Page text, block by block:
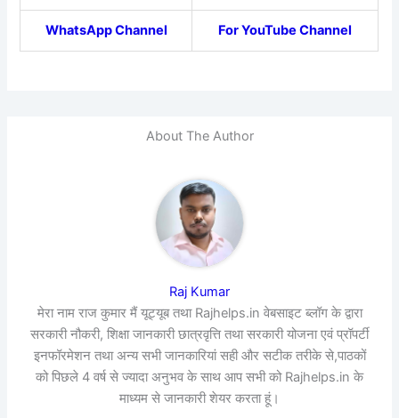
WhatsApp Channel For YouTube Channel
About The Author
Raj Kumar
मेरा नाम राज कुमार मैं यूट्यूब तथा Rajhelps.in वेबसाइट ब्लॉग के द्वारा
सरकारी नौकरी, शिक्षा जानकारी छात्रवृत्ति तथा सरकारी योजना एवं प्रॉपर्टी
इनफॉरमेशन तथा अन्य सभी जानकारियां सही और सटीक तरीके से,पाठकों
को पिछले 4 वर्ष से ज्यादा अनुभव के साथ आप सभी को Rajhelps.in के
माध्यम से जानकारी शेयर करता हूं।